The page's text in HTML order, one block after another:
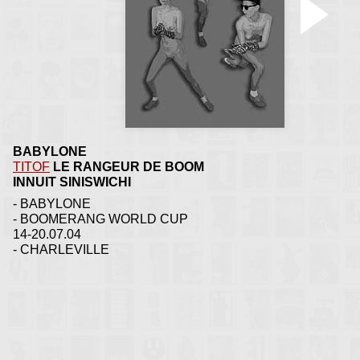
BABYLONE
TITOF LE RANGEUR DE BOOM
INNUIT SINISWICHI
- BABYLONE
- BOOMERANG WORLD CUP
14-20.07.04
- CHARLEVILLE